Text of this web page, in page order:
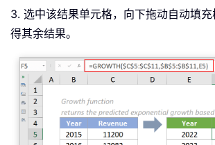
3. 选中该结果单元格，向下拖动自动填
得其余结果。